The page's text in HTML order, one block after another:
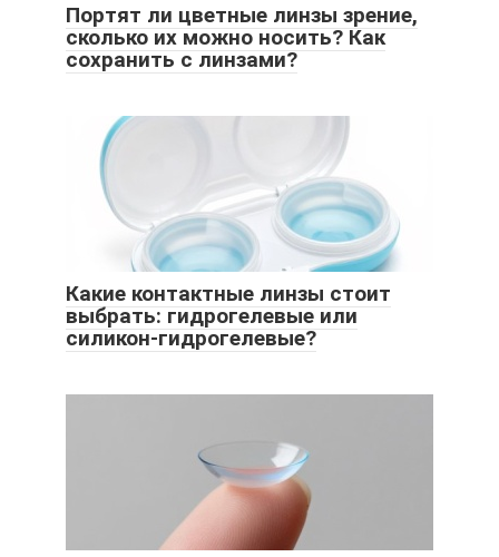
Портят ли цветные линзы зрение,
сколько их можно носить? Как
сохранить с линзами?
Какие контактные линзы стоит
выбрать: гидрогелевые или
силикон-гидрогелевые?